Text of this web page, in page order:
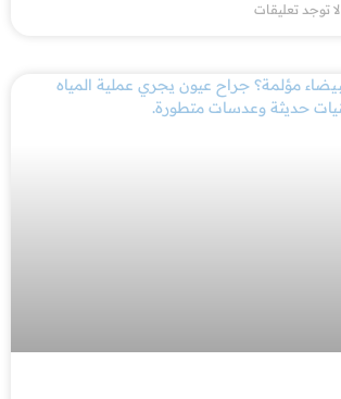
لا توجد تعليقات